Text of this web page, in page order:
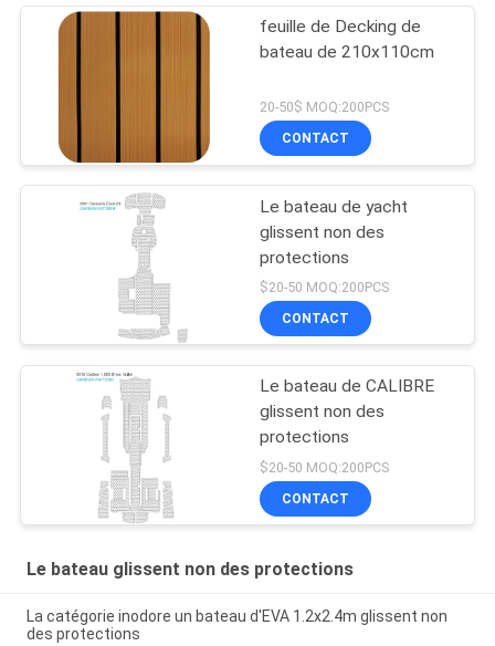
feuille de Decking de
bateau de 210x110cm
20-50$ MOQ:200PCS
CONTACT
Le bateau de yacht
glissent non des
protections
$20-50 MOQ:200PCS
CONTACT
Le bateau de CALIBRE
glissent non des
protections
$20-50 MOQ:200PCS
CONTACT
Le bateau glissent non des protections
La catégorie inodore un bateau d'EVA 1.2x2.4m glissent non
des protections